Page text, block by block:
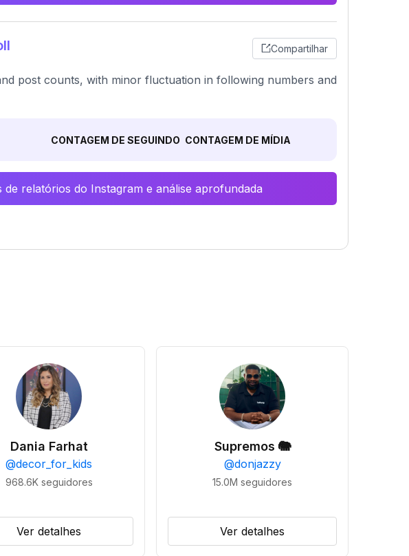
Compartilhar
post counts, with minor fluctuation in following numbers and
CONTAGEM DE SEGUINDO CONTAGEM DE MÍDIA
relatórios do Instagram e análise aprofundada
Dania Farhat
@decor_for_kids
968.6K seguidores
Ver detalhes
Supremos 🐘
@donjazzy
15.0M seguidores
Ver detalhes